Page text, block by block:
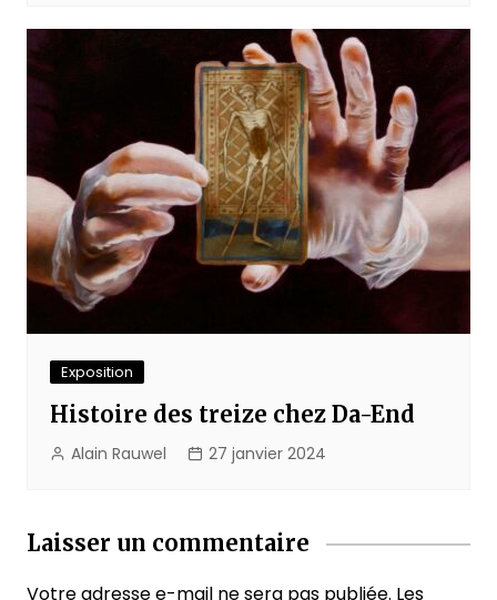
Exposition
Histoire des treize chez Da-End
Alain Rauwel 27 janvier 2024
Laisser un commentaire
Votre adresse e-mail ne sera pas publiée. Les